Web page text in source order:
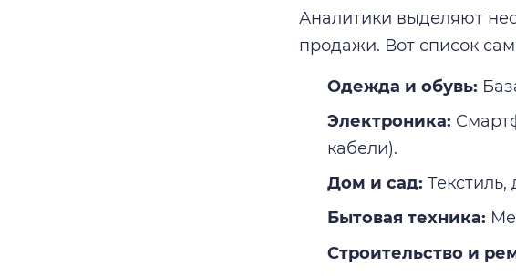
Аналитики выделяют
продажи. Вот список
Одежда и обувь:
Электроника:
кабели).
Дом и сад:
Бытовая техника:
Строительство и